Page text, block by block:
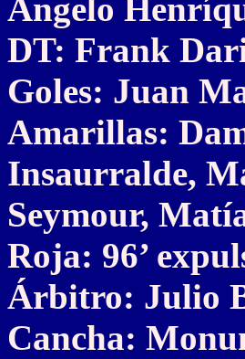
Ángelo
DT: Frank
Goles: Juan
Amarillas:
Insaurralde,
Seymour,
Roja: 96’
Árbitro: Julio
Cancha: